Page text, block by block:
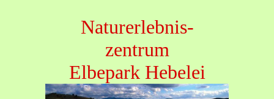
Naturerlebnis-
zentrum
Elbepark Hebelei